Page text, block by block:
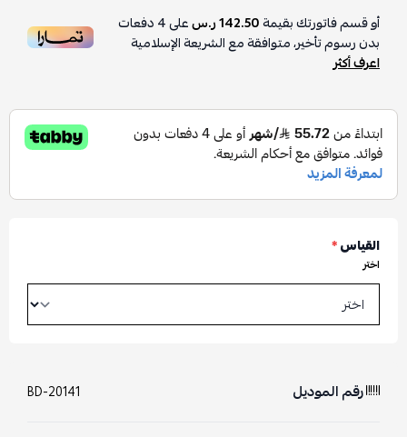
أو قسم فاتورتك بقيمة142.50 ر.س على4دفعات
بدون رسوم تأخير، متوافقة مع الشريعة الإسلامية
اعرف أكثر
القياس*
اختر
رقم الموديل BD-20141